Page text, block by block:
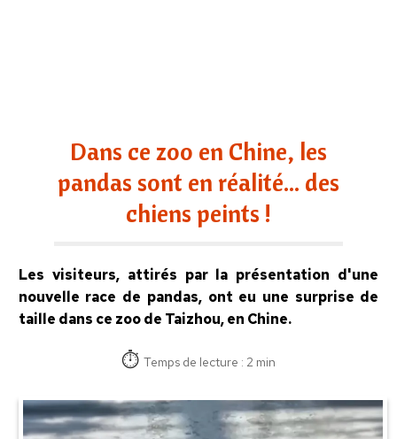
Dans ce zoo en Chine, les
pandas sont en réalité... des
chiens peints !
Les visiteurs, attirés par la présentation d'une
nouvelle race de pandas, ont eu une surprise de
taille dans ce zoo de Taizhou, en Chine.
Temps de lecture : 2 min